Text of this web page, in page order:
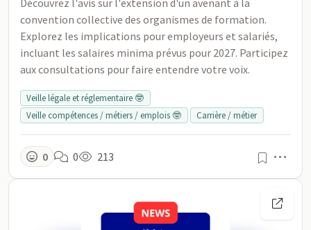
Découvrez l'avis sur l'extension d'un avenant à la
convention collective des organismes de formation.
Explorez les implications pour employeurs et salariés,
incluant les salaires minima prévus pour 2027. Participez
aux consultations pour faire entendre votre voix.
Veille légale et réglementaire 🤓
Veille compétences / métiers / emplois 🤓
Carrière / métier
0 0 213